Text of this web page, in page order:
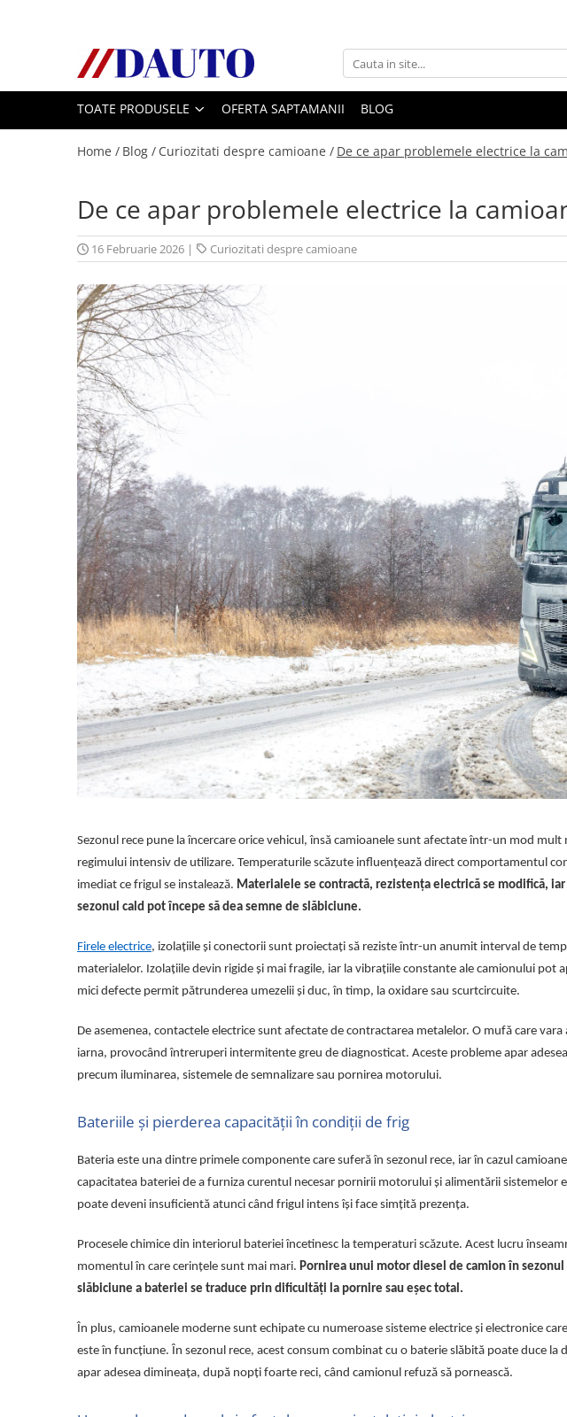
Toate Produsele
Bullbare, Suporti lumini camioane
Accesorii inox
DAF XF Euro 6
Mercedes Actros
Mercedes Actros MP2
Mercedes Actros MP3
Mercedes Actros MP4, MP5
Mercedes Actros MP6
Mercedes Arocs
Scania R S G P Next Generation
Scania RPG
Volvo FH 2 Euro 4
Volvo FH 3 Euro 5
Lumini, Becuri, Proiectoare
Accesorii iluminare LED camioane
Bare LED (LED Bar) off-road, auto
Becuri auto
Becuri Halogen Auto
Seturi de Becuri Auto
Faruri Camioane, Utilaje &
Lampi de ceata
Lampi gabarit cu brat auto si
Lampi interior, Plafoniere
Lampi LED auto dedicate
Lampi numar Inmatriculare
TOATE PRODUSELE OFERTA SAPTAMANII BLOG
Home / Blog / Curiozitati despre camioane / De ce apar problemele electrice la
De ce apar problemele electrice la
16 Februarie 2026 | Curiozitati despre camioane
Sezonul rece pune la încercare orice vehicul, însă camioanele sunt afectate într-un mod
regimului intensiv de utilizare. Temperaturile scăzute influențează direct comportamentul
imediat ce frigul se instalează. Materialele se contractă, rezistența electrică se modifică,
sezonul cald pot începe să dea semne de slăbiciune.
Firele electrice, izolațiile și conectorii sunt proiectați să reziste într-un anumit interval de
materialelor. Izolațiile devin rigide și mai fragile, iar la vibrațiile constante ale camionului pot
mici defecte permit pătrunderea umezelii și duc, în timp, la oxidare sau scurtcircuite.
De asemenea, contactele electrice sunt afectate de contractarea metalelor. O mufă care
iarna, provocând întreruperi intermitente greu de diagnosticat. Aceste probleme apar
precum iluminarea, sistemele de semnalizare sau pornirea motorului.
Bateriile și pierderea capacității în condiții de frig
Bateria este una dintre primele componente care suferă în sezonul rece, iar în cazul
capacitatea bateriei de a furniza curentul necesar pornirii motorului și alimentării sistemelor
poate deveni insuficientă atunci când frigul intens își face simțită prezența.
Procesele chimice din interiorul bateriei încetinesc la temperaturi scăzute. Acest lucru
momentul în care cerințele sunt mai mari. Pornirea unui motor diesel de camion în
slăbiciune a bateriei se traduce prin dificultăți la pornire sau eșec total.
În plus, camioanele moderne sunt echipate cu numeroase sisteme electrice și electronice
este în funcțiune. În sezonul rece, acest consum combinat cu o baterie slăbită poate duce la
apar adesea dimineața, după nopți foarte reci, când camionul refuză să pornească.